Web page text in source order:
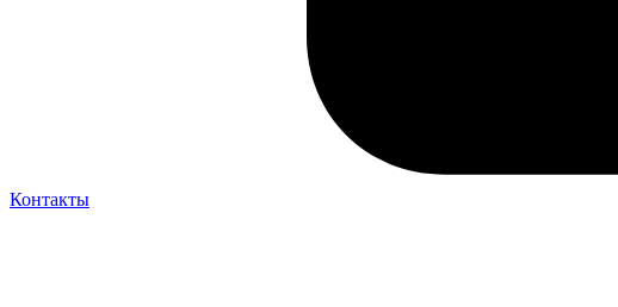
Контакты